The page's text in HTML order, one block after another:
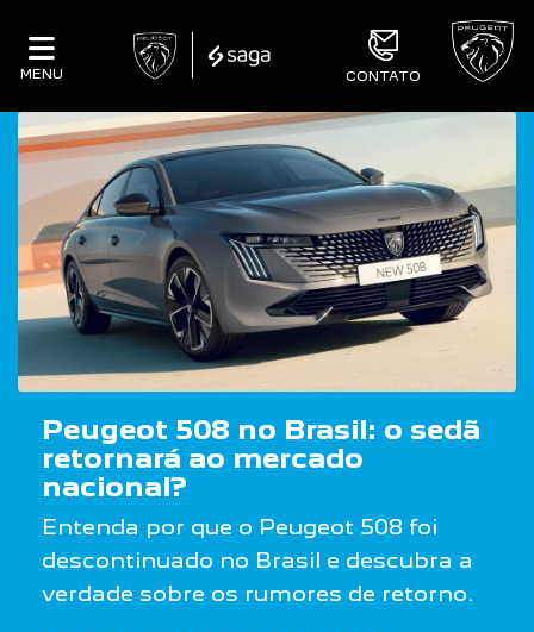
MENU CONTATO
Peugeot 508 no Brasil: o sedã
retornará ao mercado
nacional?
Entenda por que o Peugeot 508 foi
descontinuado no Brasil e descubra a
verdade sobre os rumores de retorno.